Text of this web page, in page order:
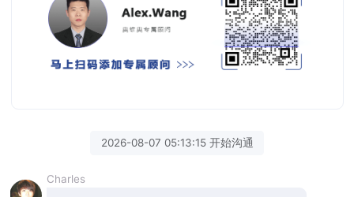
2026-08-07 05:13:15 开始沟通
Charles